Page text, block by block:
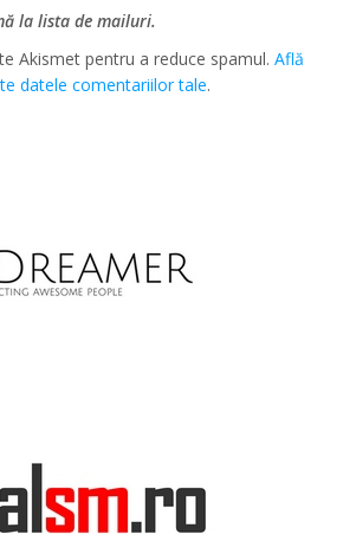
la lista de mailuri.
Akismet pentru a reduce spamul.Află
datele comentariilor tale.